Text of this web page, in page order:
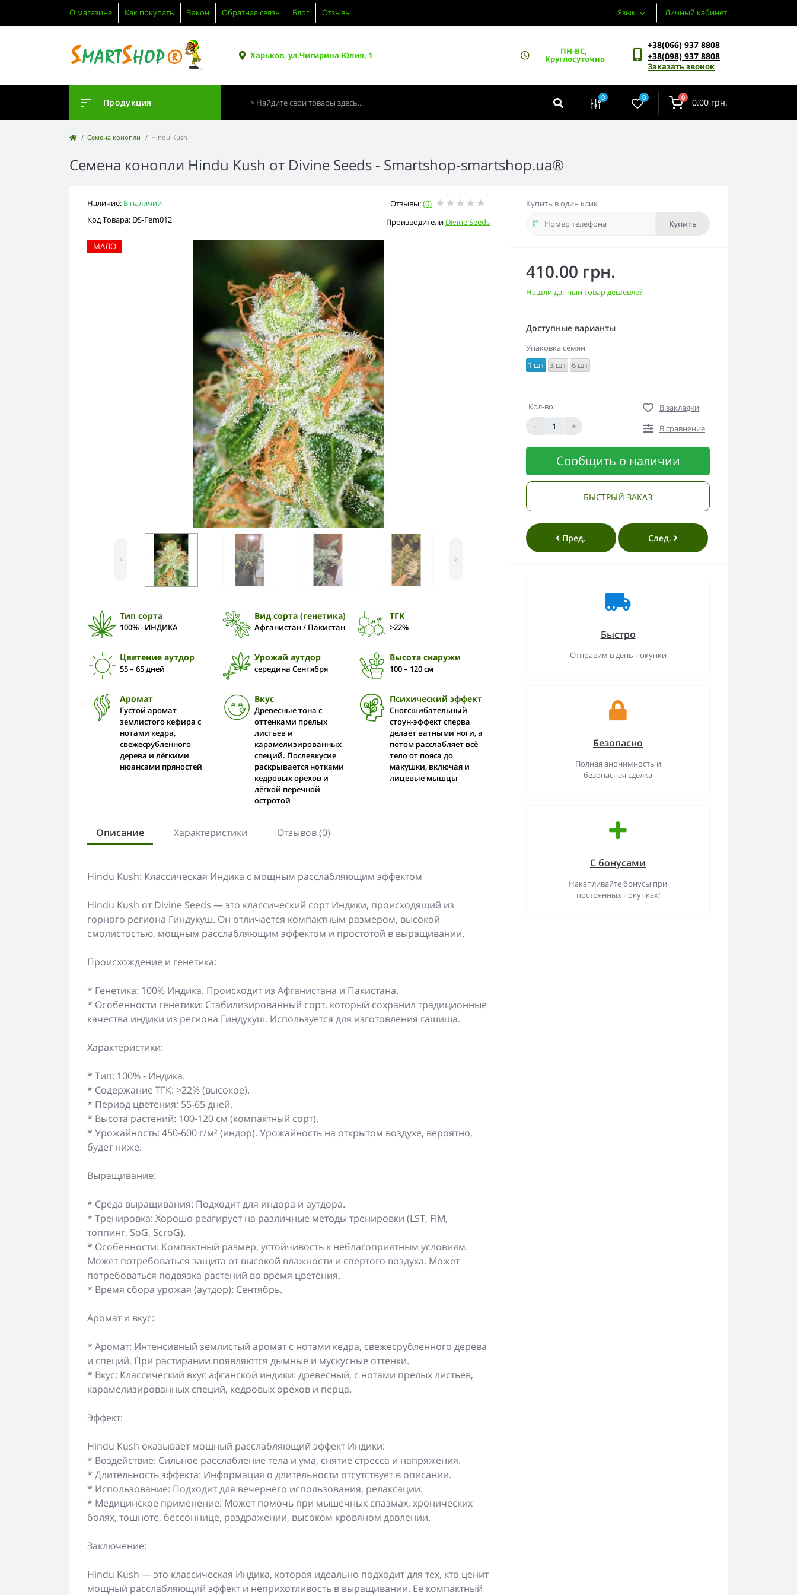
О магазине Как покупать Закон Обратная связь Блог Отзывы Язык Личный кабинет
Харьков, ул.Чигирина Юлия, 1 ПН-ВС,
Круглосуточно
+38(066) 937 8808
+38(098) 937 8808
Заказать звонок
Продукция 0 0 0 0.00 грн.
Семена конопли Hindu Kush
Семена конопли Hindu Kush от Divine Seeds - Smartshop-smartshop.ua®
Наличие: В наличии
Код Товара: DS-Fem012
Отзывы:(0)
Производители Divine Seeds
МАЛО
< >
Тип сорта
100% - ИНДИКА
Вид сорта (генетика)
Афганистан / Пакистан
ТГК
>22%
Цветение аутдор
55 – 65 дней
Урожай аутдор
середина Cентября
Высота снаружи
100 – 120 см
Аромат
Густой аромат
землистого кефира с
нотами кедра,
свежесрубленного
дерева и лёгкими
нюансами пряностей
Вкус
Древесные тона с
оттенками прелых
листьев и
карамелизированных
специй. Послевкусие
раскрывается нотками
кедровых орехов и
лёгкой перечной
остротой
Психический эффект
Сногсшибательный
стоун-эффект сперва
делает ватными ноги, а
потом расслабляет всё
тело от пояса до
макушки, включая и
лицевые мышцы
Описание Характеристики Отзывов (0)
Hindu Kush: Классическая Индика с мощным расслабляющим эффектом
Hindu Kush от Divine Seeds — это классический сорт Индики, происходящий из
горного региона Гиндукуш. Он отличается компактным размером, высокой
смолистостью, мощным расслабляющим эффектом и простотой в выращивании.
Происхождение и генетика:
* Генетика: 100% Индика. Происходит из Афганистана и Пакистана.
* Особенности генетики: Стабилизированный сорт, который сохранил традиционные
качества индики из региона Гиндукуш. Используется для изготовления гашиша.
Характеристики:
* Тип: 100% - Индика.
* Содержание ТГК: >22% (высокое).
* Период цветения: 55-65 дней.
* Высота растений: 100-120 см (компактный сорт).
* Урожайность: 450-600 г/м² (индор). Урожайность на открытом воздухе, вероятно,
будет ниже.
Выращивание:
* Среда выращивания: Подходит для индора и аутдора.
* Тренировка: Хорошо реагирует на различные методы тренировки (LST, FIM,
топпинг, SoG, ScroG).
* Особенности: Компактный размер, устойчивость к неблагоприятным условиям.
Может потребоваться защита от высокой влажности и спертого воздуха. Может
потребоваться подвязка растений во время цветения.
* Время сбора урожая (аутдор): Сентябрь.
Аромат и вкус:
* Аромат: Интенсивный землистый аромат с нотами кедра, свежесрубленного дерева
и специй. При растирании появляются дымные и мускусные оттенки.
* Вкус: Классический вкус афганской индики: древесный, с нотами прелых листьев,
карамелизированных специй, кедровых орехов и перца.
Эффект:
Hindu Kush оказывает мощный расслабляющий эффект Индики:
* Воздействие: Сильное расслабление тела и ума, снятие стресса и напряжения.
* Длительность эффекта: Информация о длительности отсутствует в описании.
* Использование: Подходит для вечернего использования, релаксации.
* Медицинское применение: Может помочь при мышечных спазмах, хронических
болях, тошноте, бессоннице, раздражении, высоком кровяном давлении.
Заключение:
Hindu Kush — это классическая Индика, которая идеально подходит для тех, кто ценит
мощный расслабляющий эффект и неприхотливость в выращивании. Её компактный
Купить в один клик
Купить
410.00 грн.
Нашли данный товар дешевле?
Доступные варианты
Упаковка семян
1 шт 3 шт 6 шт
Кол-во:
-
+
В закладки
В сравнение
Сообщить о наличии
БЫСТРЫЙ ЗАКАЗ
Пред. След.
Быстро
Отправим в день покупки
Безопасно
Полная анонимность и
безопасная сделка
С бонусами
Накапливайте бонусы при
постоянных покупках!